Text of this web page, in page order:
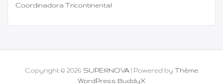
Coordinadora Tricontinental
Copyright © 2026 SUPERNOVA | Powered by Thème
WordPress BuddyX